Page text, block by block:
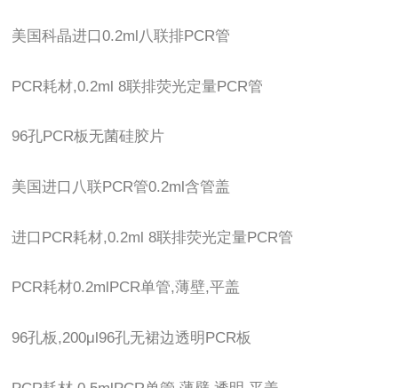
美国科晶进口0.2ml八联排PCR管
PCR耗材,0.2ml 8联排荧光定量PCR管
96孔PCR板无菌硅胶片
美国进口八联PCR管0.2ml含管盖
进口PCR耗材,0.2ml 8联排荧光定量PCR管
PCR耗材0.2mlPCR单管,薄壁,平盖
96孔板,200μl96孔无裙边透明PCR板